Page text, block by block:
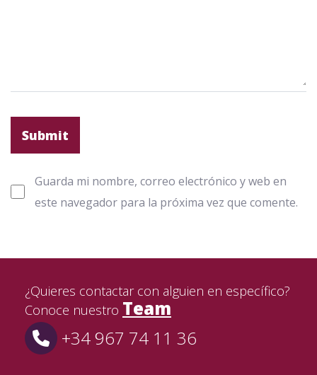
Guarda mi nombre, correo electrónico y web en
este navegador para la próxima vez que comente.
¿Quieres contactar con alguien en específico?
Conoce nuestro Team
+34 967 74 11 36